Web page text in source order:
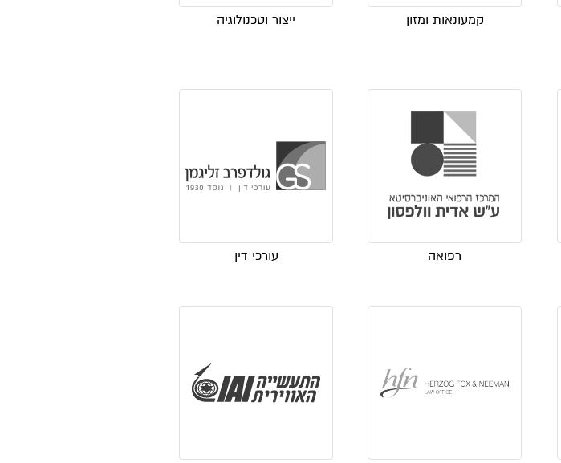
קמעונאות ומזון ייצור וטכנולוגיה
רפואה עורכי דין